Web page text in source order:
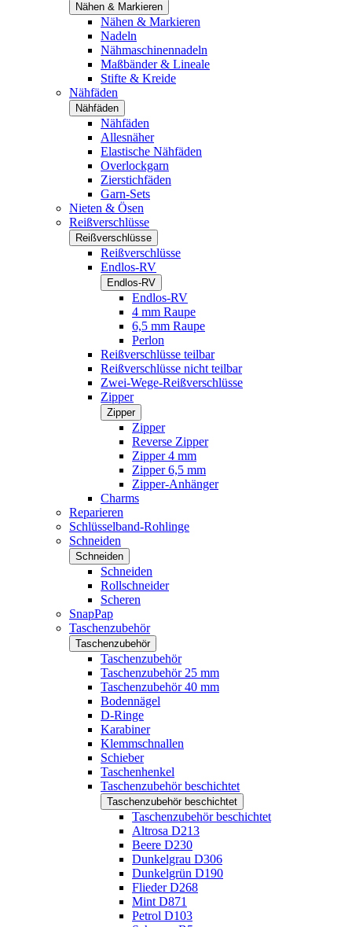
Nähen & Markieren
Nähen & Markieren
Nadeln
Nähmaschinennadeln
Maßbänder & Lineale
Stifte & Kreide
Nähfäden
Nähfäden
Nähfäden
Allesnäher
Elastische Nähfäden
Overlockgarn
Zierstichfäden
Garn-Sets
Nieten & Ösen
Reißverschlüsse
Reißverschlüsse
Reißverschlüsse
Endlos-RV
Endlos-RV
Endlos-RV
4 mm Raupe
6,5 mm Raupe
Perlon
Reißverschlüsse teilbar
Reißverschlüsse nicht teilbar
Zwei-Wege-Reißverschlüsse
Zipper
Zipper
Zipper
Reverse Zipper
Zipper 4 mm
Zipper 6,5 mm
Zipper-Anhänger
Charms
Reparieren
Schlüsselband-Rohlinge
Schneiden
Schneiden
Schneiden
Rollschneider
Scheren
SnapPap
Taschenzubehör
Taschenzubehör
Taschenzubehör
Taschenzubehör 25 mm
Taschenzubehör 40 mm
Bodennägel
D-Ringe
Karabiner
Klemmschnallen
Schieber
Taschenhenkel
Taschenzubehör beschichtet
Taschenzubehör beschichtet
Taschenzubehör beschichtet
Altrosa D213
Beere D230
Dunkelgrau D306
Dunkelgrün D190
Flieder D268
Mint D871
Petrol D103